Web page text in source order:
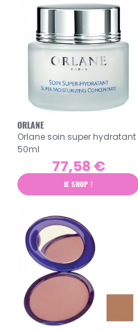
ORLANE
Orlane soin super hydratant
50ml
77,58 €
JE SHOP !